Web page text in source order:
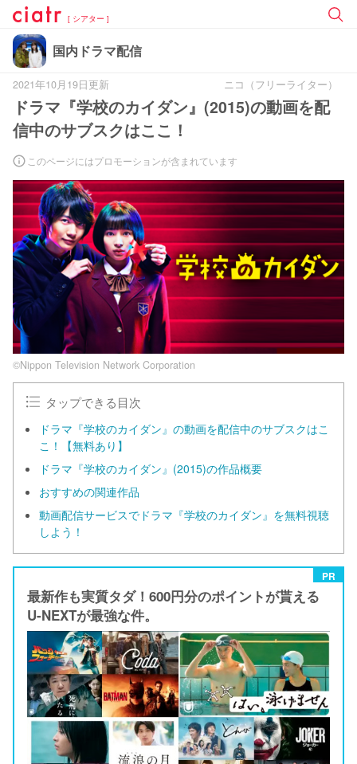
[ シアター ]
国内ドラマ配信
2021年10月19日更新 ニコ（フリーライター）
ドラマ『学校のカイダン』(2015)の動画を配
信中のサブスクはここ！
このページにはプロモーションが含まれています
©Nippon Television Network Corporation
タップできる目次
ドラマ『学校のカイダン』の動画を配信中のサブスクはこ
こ！【無料あり】
ドラマ『学校のカイダン』(2015)の作品概要
おすすめの関連作品
動画配信サービスでドラマ『学校のカイダン』を無料視聴
しよう！
PR
最新作も実質タダ！600円分のポイントが貰える
U-NEXTが最強な件。